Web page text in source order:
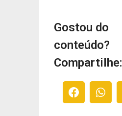
Gostou do
conteúdo?
Compartilhe: